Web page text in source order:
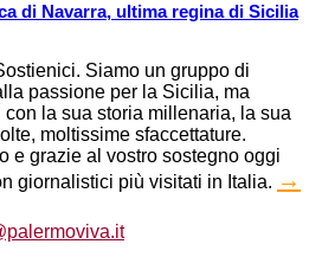
di Navarra, ultima regina di Sicilia
Siamo un gruppo di
passione per la Sicilia, ma
la sua storia millenaria, la sua
moltissime sfaccettature.
e grazie al vostro sostegno oggi
giornalistici più visitati in Italia. →